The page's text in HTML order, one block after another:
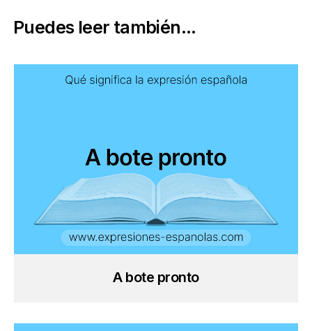
Puedes leer también...
A bote pronto